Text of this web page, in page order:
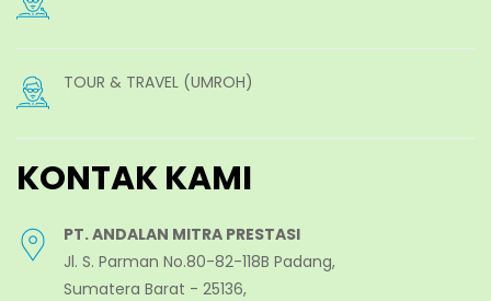
TOUR & TRAVEL (UMROH)
KONTAK KAMI
PT. ANDALAN MITRA PRESTASI
Jl. S. Parman No.80-82-118B Padang,
Sumatera Barat - 25136,